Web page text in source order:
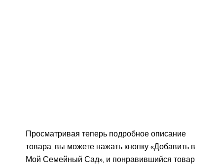
Просматривая теперь подробное описание
товара, вы можете нажать кнопку «Добавить в
Мой Семейный Сад», и понравившийся товар